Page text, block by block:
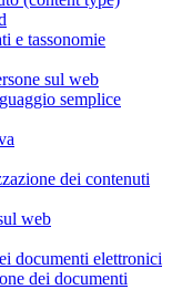
e tassonomie
sul web
semplice
dei contenuti
web
documenti elettronici
dei documenti